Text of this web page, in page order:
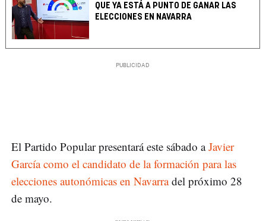
QUE YA ESTÁ A PUNTO DE GANAR LAS
ELECCIONES EN NAVARRA
El Partido Popular presentará este sábado aJavier
García como el candidato de la formación para las
elecciones autonómicas en Navarradel próximo 28
de mayo.